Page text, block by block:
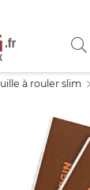
à rouler slim